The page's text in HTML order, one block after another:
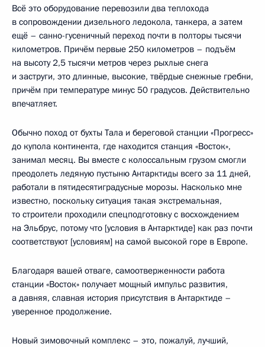
Всё это оборудование перевозили два теплохода
в сопровождении дизельного ледокола, танкера, а затем
ещё – санно-гусеничный переход почти в полторы тысячи
километров. Причём первые 250 километров – подъём
на высоту 2,5 тысячи метров через рыхлые снега
и заструги, это длинные, высокие, твёрдые снежные гребни,
причём при температуре минус 50 градусов. Действительно
впечатляет.
Обычно поход от бухты Тала и береговой станции «Прогресс»
до купола континента, где находится станция «Восток»,
занимал месяц. Вы вместе с колоссальным грузом смогли
преодолеть ледяную пустыню Антарктиды всего за 11 дней,
работали в пятидесятиградусные морозы. Насколько мне
известно, поскольку ситуация такая экстремальная,
то строители проходили спецподготовку с восхождением
на Эльбрус, потому что [условия в Антарктиде] как раз почти
соответствуют [условиям] на самой высокой горе в Европе.
Благодаря вашей отваге, самоотверженности работа
станции «Восток» получает мощный импульс развития,
а давняя, славная история присутствия в Антарктиде –
уверенное продолжение.
Новый зимовочный комплекс – это, пожалуй, лучший,